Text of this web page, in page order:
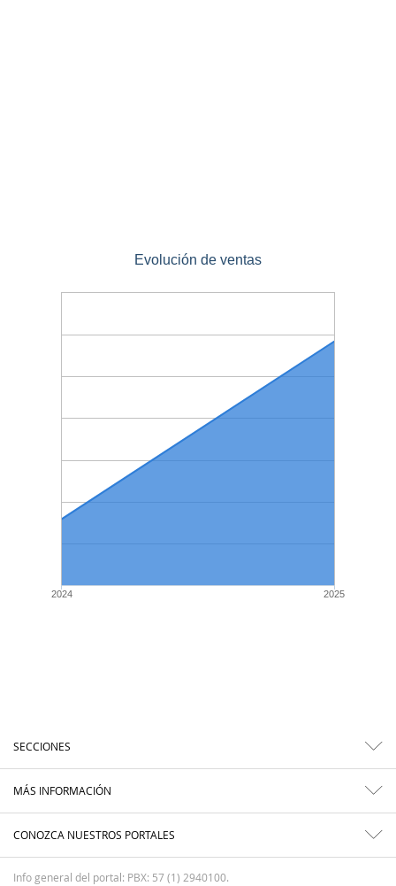
Evolución de ventas
2024 2025
SECCIONES
MÁS INFORMACIÓN
CONOZCA NUESTROS PORTALES
Info general del portal: PBX: 57 (1) 2940100.